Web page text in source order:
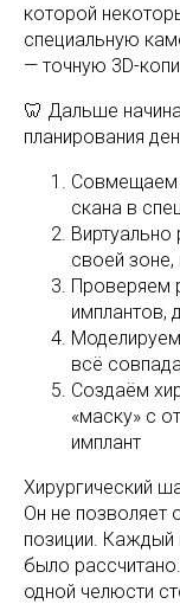
которой
специальную
— точную 3D-
🦷 Дальше
планирования
Совмещаем
скана в
своей
Проверяем
имплантов,
всё
Создаём
«маску» с
имплант
Хирургический
Он не позволяет
позиции. Каждый
было
одной челюсти